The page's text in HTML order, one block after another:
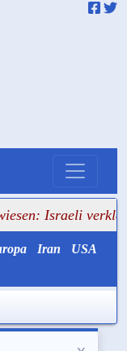
verklagt Berliner
Iran
USA